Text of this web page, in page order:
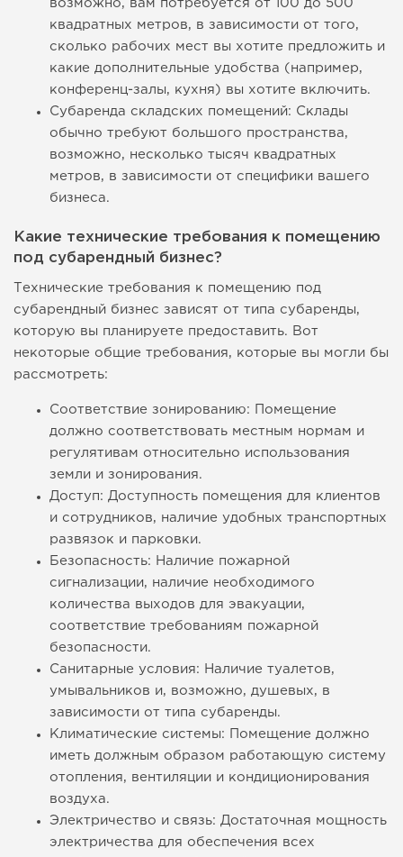
возможно, вам потребуется от 100 до 500
квадратных метров, в зависимости от того,
сколько рабочих мест вы хотите предложить и
какие дополнительные удобства (например,
конференц-залы, кухня) вы хотите включить.
Субаренда складских помещений: Склады
обычно требуют большого пространства,
возможно, несколько тысяч квадратных
метров, в зависимости от специфики вашего
бизнеса.
Какие технические требования к помещению
под субарендный бизнес?
Технические требования к помещению под
субарендный бизнес зависят от типа субаренды,
которую вы планируете предоставить. Вот
некоторые общие требования, которые вы могли бы
рассмотреть:
Соответствие зонированию: Помещение
должно соответствовать местным нормам и
регулятивам относительно использования
земли и зонирования.
Доступ: Доступность помещения для клиентов
и сотрудников, наличие удобных транспортных
развязок и парковки.
Безопасность: Наличие пожарной
сигнализации, наличие необходимого
количества выходов для эвакуации,
соответствие требованиям пожарной
безопасности.
Санитарные условия: Наличие туалетов,
умывальников и, возможно, душевых, в
зависимости от типа субаренды.
Климатические системы: Помещение должно
иметь должным образом работающую систему
отопления, вентиляции и кондиционирования
воздуха.
Электричество и связь: Достаточная мощность
электричества для обеспечения всех